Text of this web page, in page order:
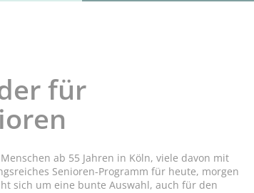
für
ab 55 Jahren in Köln, viele davon mit
Senioren-Programm für heute, morgen
sich um eine bunte Auswahl, auch für den